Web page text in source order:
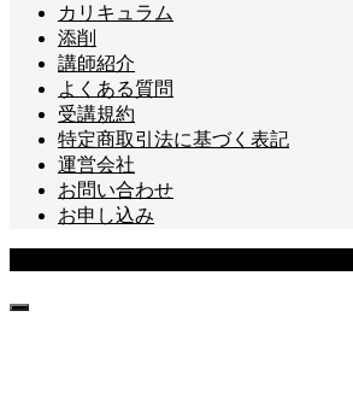
カリキュラム
添削
講師紹介
よくある質問
受講規約
特定商取引法に基づく表記
運営会社
お問い合わせ
お申し込み